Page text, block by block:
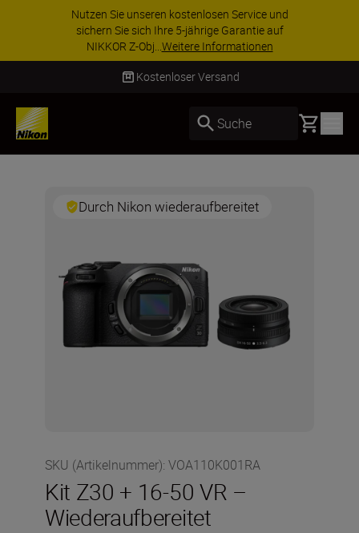
Nutzen Sie unseren kostenlosen Service und
sichern Sie sich Ihre 5-jährige Garantie auf
NIKKOR Z-Obj...Weitere Informationen
Kostenloser Versand
Suche Basket
Durch Nikon wiederaufbereitet
SKU (Artikelnummer): VOA110K001RA
Kit Z30 + 16-50 VR –
Wiederaufbereitet